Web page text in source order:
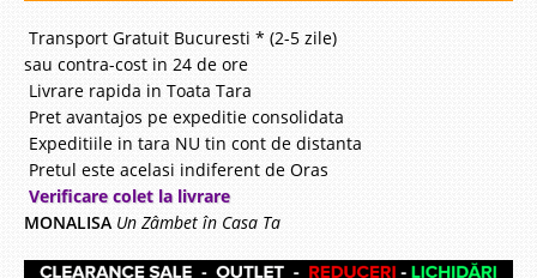
Transport Gratuit Bucuresti * (2-5 zile)
sau contra-cost in 24 de ore
Livrare rapida in Toata Tara
Pret avantajos pe expeditie consolidata
Expeditiile in tara NU tin cont de distanta
Pretul este acelasi indiferent de Oras
Verificare colet la livrare
MONALISA Un Zâmbet în Casa Ta